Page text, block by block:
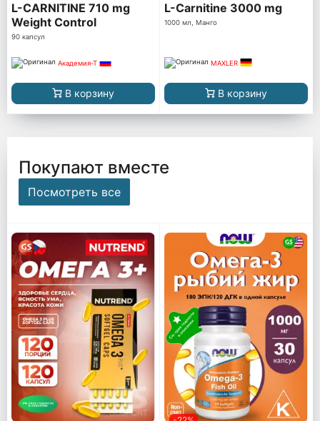
L-CARNITINE 710 mg
Weight Control
90 капсул
Академия-Т
В корзину
L-Carnitine 3000 mg
1000 мл, Манго
MAXLER
В корзину
Покупают вместе
Посмотреть все